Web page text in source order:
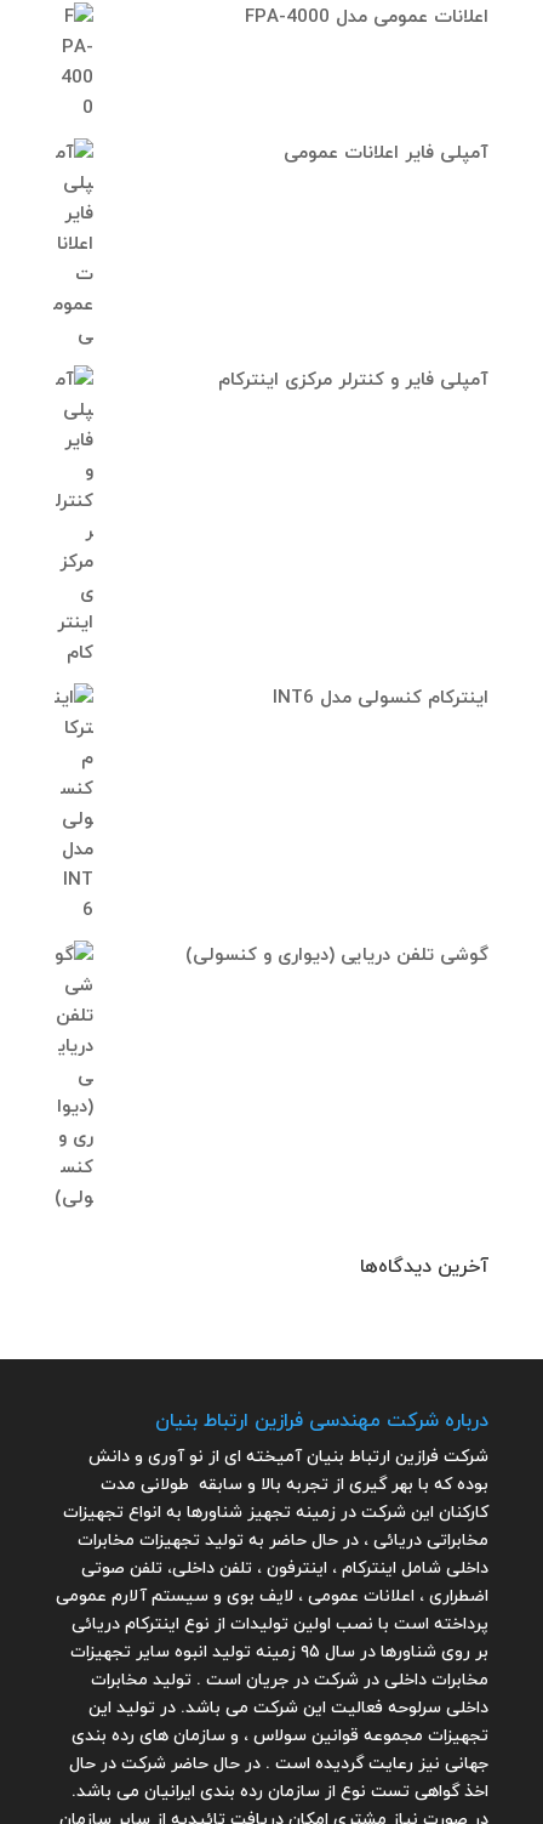
اعلانات عمومی مدل FPA-4000
آمپلی فایر اعلانات عمومی
آمپلی فایر و کنترلر مرکزی اینترکام
اینترکام کنسولی مدل INT6
گوشی تلفن دریایی (دیواری و کنسولی)
آخرین دیدگاه‌ها
درباره شرکت مهندسی فرازین ارتباط بنیان
شرکت فرازین ارتباط بنیان آمیخته ای از نو آوری و دانش
بوده که با بهر گیری از تجربه بالا و سابقه طولانی مدت
کارکنان این شرکت در زمینه تجهیز شناورها به انواع تجهیزات
مخابراتی دریائی ، در حال حاضر به تولید تجهیزات مخابرات
داخلی شامل اینترکام ، اینترفون ، تلفن داخلی، تلفن صوتی
اضطراری ، اعلانات عمومی ، لایف بوی و سیستم آلارم عمومی
پرداخته است با نصب اولین تولیدات از نوع اینترکام دریائی
بر روی شناورها در سال ۹۵ زمینه تولید انبوه سایر تجهیزات
مخابرات داخلی در شرکت در جریان است . تولید مخابرات
داخلی سرلوحه فعالیت این شرکت می باشد. در تولید این
تجهیزات مجموعه قوانین سولاس ، و سازمان های رده بندی
جهانی نیز رعایت گردیده است . در حال حاضر شرکت در حال
اخذ گواهی تست نوع از سازمان رده بندی ایرانیان می باشد.
در صورت نیاز مشتری امکان دریافت تائیدیه از سایر سازمان